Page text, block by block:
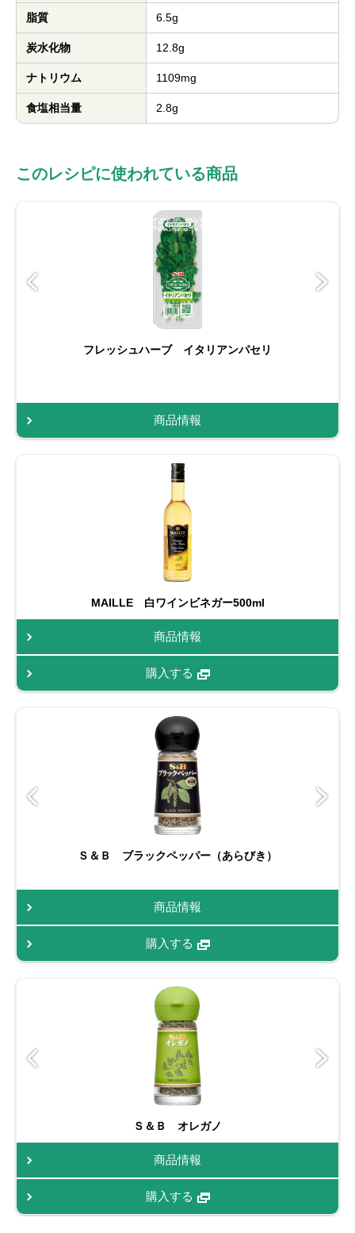
脂質 6.5g
炭水化物 12.8g
ナトリウム 1109mg
食塩相当量 2.8g
このレシピに使われている商品
フレッシュハーブ イタリアンパセリ
商品情報
MAILLE 白ワインビネガー500ml
商品情報
購入する
Ｓ＆Ｂ ブラックペッパー（あらびき）
商品情報
購入する
Ｓ＆Ｂ オレガノ
商品情報
購入する